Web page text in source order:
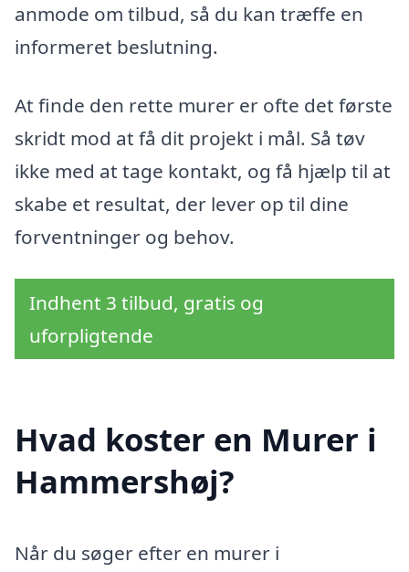
anmode om tilbud, så du kan træffe en
informeret beslutning.
At finde den rette murer er ofte det første
skridt mod at få dit projekt i mål. Så tøv
ikke med at tage kontakt, og få hjælp til at
skabe et resultat, der lever op til dine
forventninger og behov.
Indhent 3 tilbud, gratis og
uforpligtende
Hvad koster en Murer i
Hammershøj?
Når du søger efter en murer i